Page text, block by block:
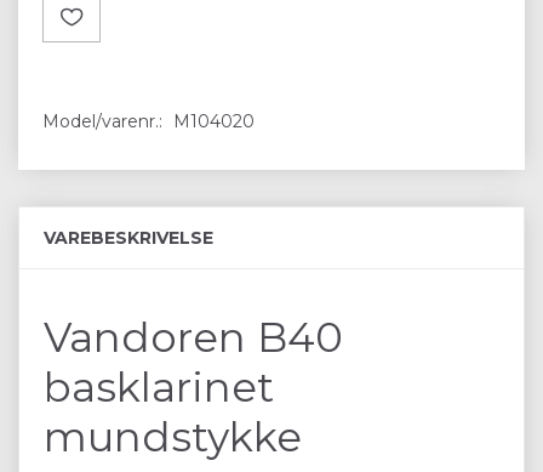
Model/varenr.: M104020
VAREBESKRIVELSE
Vandoren B40
basklarinet
mundstykke